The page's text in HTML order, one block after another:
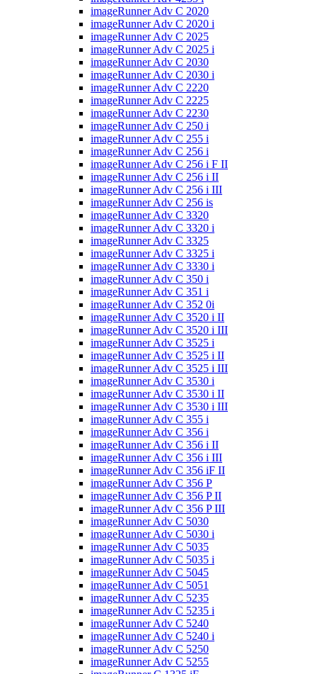
imageRunner Adv C 2020
imageRunner Adv C 2020 i
imageRunner Adv C 2025
imageRunner Adv C 2025 i
imageRunner Adv C 2030
imageRunner Adv C 2030 i
imageRunner Adv C 2220
imageRunner Adv C 2225
imageRunner Adv C 2230
imageRunner Adv C 250 i
imageRunner Adv C 255 i
imageRunner Adv C 256 i
imageRunner Adv C 256 i F II
imageRunner Adv C 256 i II
imageRunner Adv C 256 i III
imageRunner Adv C 256 is
imageRunner Adv C 3320
imageRunner Adv C 3320 i
imageRunner Adv C 3325
imageRunner Adv C 3325 i
imageRunner Adv C 3330 i
imageRunner Adv C 350 i
imageRunner Adv C 351 i
imageRunner Adv C 352 0i
imageRunner Adv C 3520 i II
imageRunner Adv C 3520 i III
imageRunner Adv C 3525 i
imageRunner Adv C 3525 i II
imageRunner Adv C 3525 i III
imageRunner Adv C 3530 i
imageRunner Adv C 3530 i II
imageRunner Adv C 3530 i III
imageRunner Adv C 355 i
imageRunner Adv C 356 i
imageRunner Adv C 356 i II
imageRunner Adv C 356 i III
imageRunner Adv C 356 iF II
imageRunner Adv C 356 P
imageRunner Adv C 356 P II
imageRunner Adv C 356 P III
imageRunner Adv C 5030
imageRunner Adv C 5030 i
imageRunner Adv C 5035
imageRunner Adv C 5035 i
imageRunner Adv C 5045
imageRunner Adv C 5051
imageRunner Adv C 5235
imageRunner Adv C 5235 i
imageRunner Adv C 5240
imageRunner Adv C 5240 i
imageRunner Adv C 5250
imageRunner Adv C 5255